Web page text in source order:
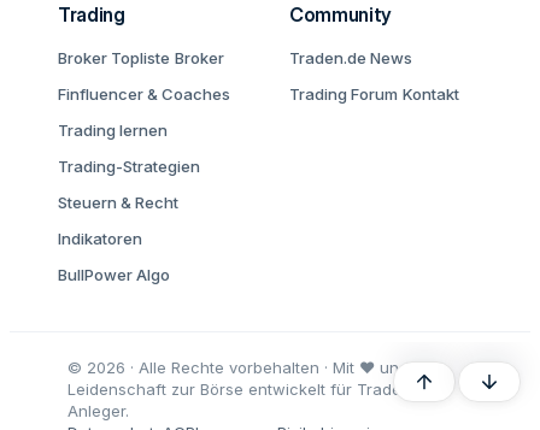
Trading
Broker Topliste Broker
Finfluencer & Coaches
Trading lernen
Trading-Strategien
Steuern & Recht
Indikatoren
BullPower Algo
Community
Traden.de News
Trading Forum Kontakt
© 2026 · Alle Rechte vorbehalten · Mit ♥ und
Leidenschaft zur Börse entwickelt für Trader und
Anleger.
Oben Unten